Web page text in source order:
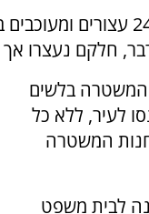
למוקד המשפטי של ארגון
חלקם נעצרו
המשטרה בלשים
לעיר, ללא כל
המשטרה
לבית משפט